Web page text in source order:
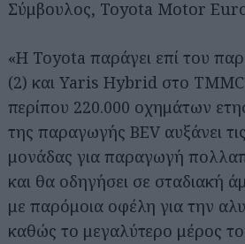
Σύμβουλος, Toyota Motor
«Η Toyota παράγει επί του
(2) και Yaris Hybrid στο
περίπου 220.000 οχημάτων
της παραγωγής BEV αυξάνει
μονάδας για παραγωγή
και θα οδηγήσει σε σταδιακή
με παρόμοια οφέλη για την
καθώς το μεγαλύτερο μέρος